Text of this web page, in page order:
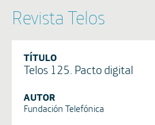
Revista Telos
TÍTULO
Telos 125. Pacto digital
AUTOR
Fundación Telefónica